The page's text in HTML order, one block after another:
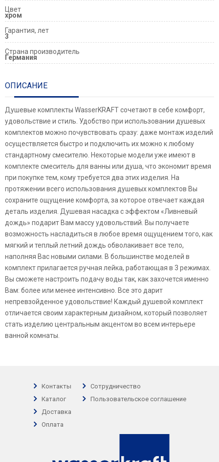
Цвет
хром
Гарантия, лет
3
Страна производитель
Германия
ОПИСАНИЕ
Душевые комплекты WasserKRAFT сочетают в себе комфорт,
удовольствие и стиль. Удобство при использовании душевых
комплектов можно почувствовать сразу: даже монтаж изделий
осуществляется быстро и подключить их можно к любому
стандартному смесителю. Некоторые модели уже имеют в
комплекте смеситель для ванны или душа, что экономит время
при покупке тем, кому требуется два этих изделия. На
протяжении всего использования душевых комплектов Вы
сохраните ощущение комфорта, за которое отвечает каждая
деталь изделия. Душевая насадка с эффектом «Ливневый
дождь» подарит Вам массу удовольствий. Вы получаете
возможность насладиться в любое время ощущением того, как
мягкий и теплый летний дождь обволакивает все тело,
наполняя Вас новыми силами. В большинстве моделей в
комплект прилагается ручная лейка, работающая в 3 режимах.
Вы сможете настроить подачу воды так, как захочется именно
Вам: более или менее интенсивно. Все это дарит
непревзойденное удовольствие! Каждый душевой комплект
отличается своим характерным дизайном, который позволяет
стать изделию центральным акцентом во всем интерьере
ванной комнаты.
Контакты
Каталог
Доставка
Оплата
Сотрудничество
Пользовательское соглашение